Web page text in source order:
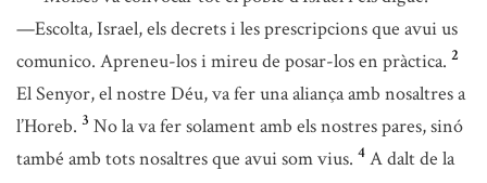
—Escolta, Israel, els decrets i les prescripcions que avui us
comunico. Apreneu-los i mireu de posar-los en pràctica. 2
El Senyor, el nostre Déu, va fer una aliança amb nosaltres a
l’Horeb. 3 No la va fer solament amb els nostres pares, sinó
també amb tots nosaltres que avui som vius. 4 A dalt de la